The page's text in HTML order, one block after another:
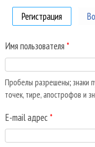
Регистрация
Имя пользователя *
Пробелы разрешены; знаки
точек, тире, апострофов и
E-mail адрес *